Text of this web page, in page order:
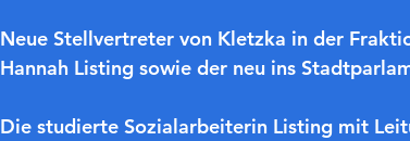
Neue Stellvertreter von Kletzka in der
Hannah Listing sowie der neu ins
Die studierte Sozialarbeiterin Listing mit